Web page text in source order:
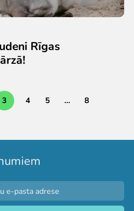
Rīgas
3 4 5 … 8